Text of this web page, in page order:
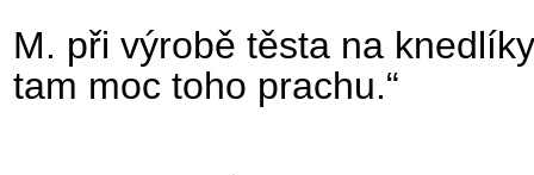
M. při výrobě těsta na
tam moc toho prachu.“